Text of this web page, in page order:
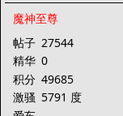
魔神至尊
帖子 27544
精华 0
积分 49685
激骚 5791 度